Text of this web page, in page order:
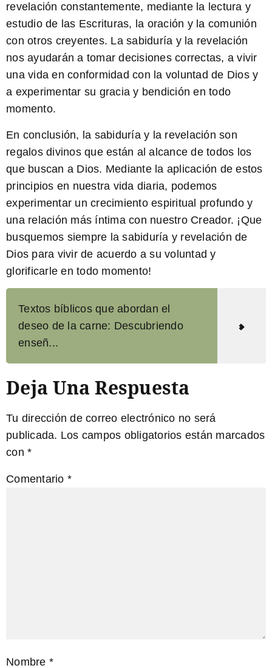
revelación constantemente, mediante la lectura y
estudio de las Escrituras, la oración y la comunión
con otros creyentes. La sabiduría y la revelación
nos ayudarán a tomar decisiones correctas, a vivir
una vida en conformidad con la voluntad de Dios y
a experimentar su gracia y bendición en todo
momento.
En conclusión, la sabiduría y la revelación son
regalos divinos que están al alcance de todos los
que buscan a Dios. Mediante la aplicación de estos
principios en nuestra vida diaria, podemos
experimentar un crecimiento espiritual profundo y
una relación más íntima con nuestro Creador. ¡Que
busquemos siempre la sabiduría y revelación de
Dios para vivir de acuerdo a su voluntad y
glorificarle en todo momento!
Textos bíblicos que abordan el
deseo de la carne: Descubriendo
enseñ...
Deja Una Respuesta
Tu dirección de correo electrónico no será
publicada. Los campos obligatorios están marcados
con *
Comentario *
Nombre *